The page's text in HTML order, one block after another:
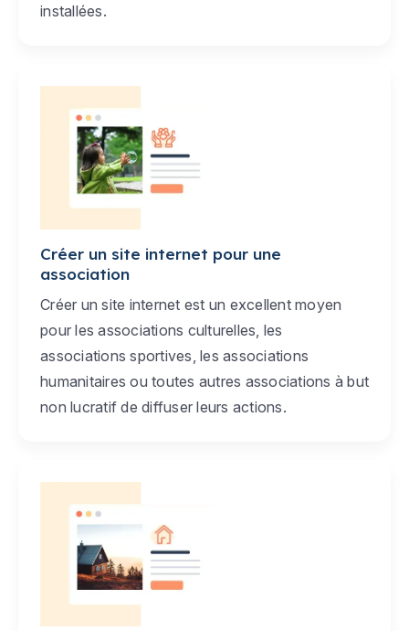
installées.
Créer un site internet pour une
association
Créer un site internet est un excellent moyen
pour les associations culturelles, les
associations sportives, les associations
humanitaires ou toutes autres associations à but
non lucratif de diffuser leurs actions.